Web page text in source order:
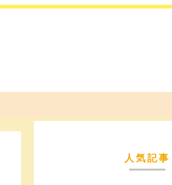
人気記事